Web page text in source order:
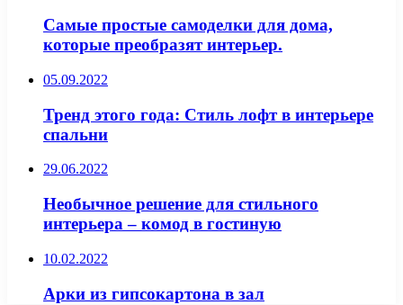
Самые простые самоделки для дома,
которые преобразят интерьер.
05.09.2022
Тренд этого года: Стиль лофт в интерьере
спальни
29.06.2022
Необычное решение для стильного
интерьера – комод в гостиную
10.02.2022
Арки из гипсокартона в зал